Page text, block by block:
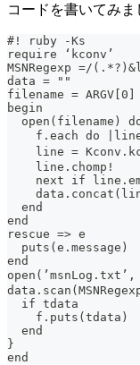
コードを書いてみま
#! ruby -Ks
require ‘kconv’
MSNRegexp =/
data = ""
filename = ARGV[0]
begin
open(filename) do
f.each do
line =
    line.chomp!
next if
  end
end
rescue => e
  puts(e.message)
end
  if tdata
    f.puts(tdata)
  end
}
end